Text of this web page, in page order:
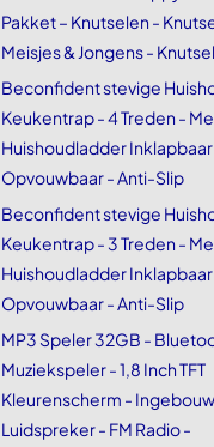
Pakket – Knutselen -
Meisjes & Jongens -
Beconfident stevige
Keukentrap - 4 Treden -
Huishoudladder
Opvouwbaar - Anti-Slip
Beconfident stevige
Keukentrap - 3 Treden -
Huishoudladder
Opvouwbaar - Anti-Slip
MP3 Speler 32GB -
Muziekspeler - 1,8 Inch TFT
Kleurenscherm -
Luidspreker - FM Radio -